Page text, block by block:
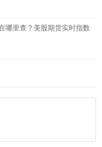
哪里查？美股期货实时指数